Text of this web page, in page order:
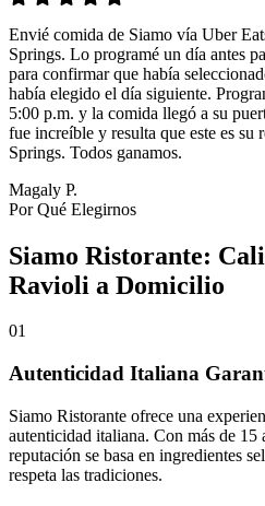
Envié comida de Siamo vía Uber
Springs. Lo programé un día antes
para confirmar que había
había elegido el día siguiente.
5:00 p.m. y la comida llegó a su
fue increíble y resulta que este es su
Springs. Todos ganamos.
Magaly P.
Por Qué Elegirnos
Siamo Ristorante:
Ravioli a Domicilio
01
Autenticidad Italiana
Siamo Ristorante ofrece una
autenticidad italiana. Con más de 15
reputación se basa en ingredientes
respeta las tradiciones.